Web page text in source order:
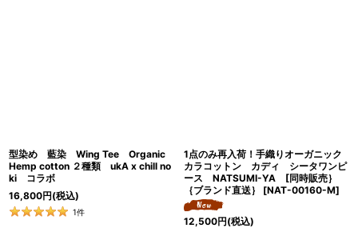
型染め 藍染 Wing Tee Organic
Hemp cotton ２種類 ukA x chill no
ki コラボ
16,800円(税込)
1件
1点のみ再入荷！手織りオーガニック
カラコットン カディ シータワンピ
ース NATSUMI-YA [同時販売｝
｛ブランド直送｝
[NAT-00160-M]
12,500円(税込)